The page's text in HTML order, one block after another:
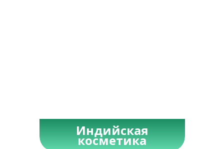
Индийская
косметика